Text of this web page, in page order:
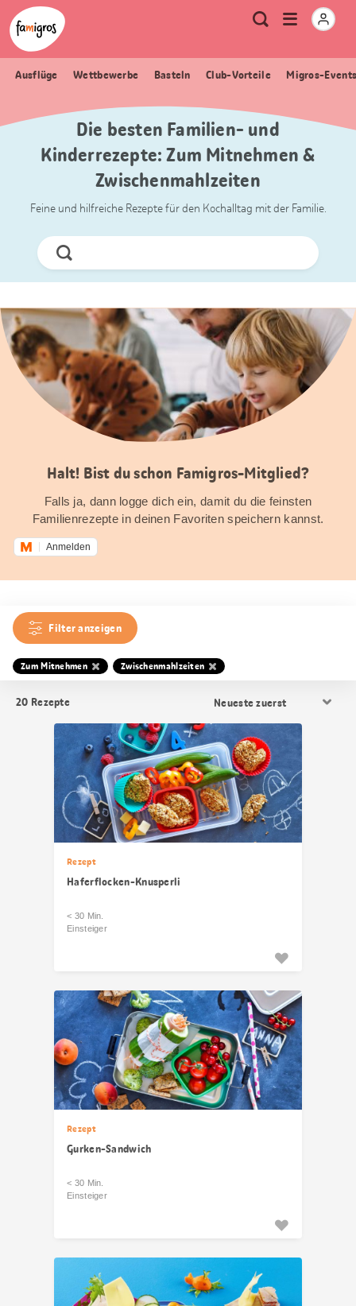
Sprungmarken
Navigation
Header
Logo
Meta
Navigation
Suche
Menu
öffnen
Ausflüge Wettbewerbe Basteln Club-Vorteile Migros-
Die besten Familien- und
Kinderrezepte: Zum Mitnehmen &
Zwischenmahlzeiten
Feine und hilfreiche Rezepte für den Kochalltag mit der Familie.
Jetzt
Suchen
Halt! Bist du schon Famigros-Mitglied?
Falls ja, dann logge dich ein, damit du die feinsten
Familienrezepte in deinen Favoriten speichern kannst.
Anmelden
Filter anzeigen
Zum Mitnehmen Zwischenmahlzeiten
20 Rezepte
Sortierung
Rezept
Haferflocken-Knusperli
< 30 Min.
Einsteiger
Rezept
Gurken-Sandwich
< 30 Min.
Einsteiger